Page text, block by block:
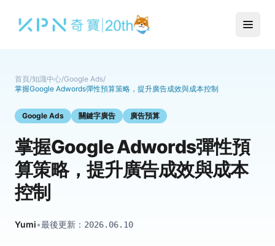
首頁/知識中心/Google Ads/
掌握Google Adwords彈性預算策略，提升廣告成效與成本控制
Google Ads 關鍵字廣告 廣告預算
掌握Google Adwords彈性預
算策略，提升廣告成效與成本
控制
Yumi•最後更新： 2026.06.10